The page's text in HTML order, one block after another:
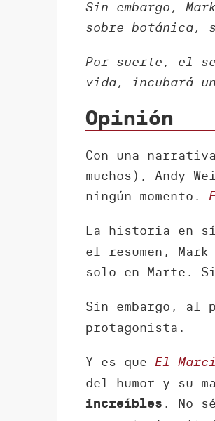
Sin embargo,
sobre botánica,
Por suerte, el
vida, incubará
Opinión
Con una
muchos), Andy
ningún momento.
La historia en
el resumen,
solo en Marte.
Sin embargo, al
protagonista.
Y es queEl
del humor y su
increíbles . No